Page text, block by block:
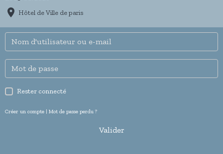
Hôtel de Ville de paris
Rester connecté
Créer un compte | Mot de passe perdu ?
Valider